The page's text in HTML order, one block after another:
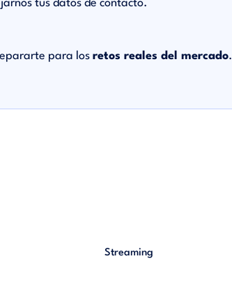
tus datos de contacto.
para los retos reales del mercado.
Streaming